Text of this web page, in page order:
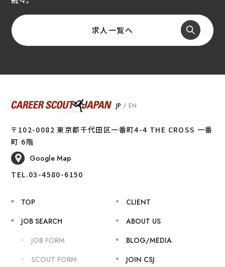
求人一覧へ
JP /EN
〒102-0082 東京都千代田区一番町4-4 THE CROSS 一番
町 6階
Google Map
TEL.03-4580-6150
TOP
JOB SEARCH
JOB FORM
SCOUT FORM
CLIENT
ABOUT US
BLOG/MEDIA
JOIN CSJ